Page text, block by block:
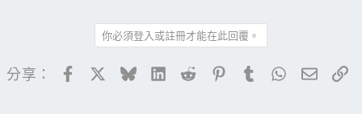
你必須登入或註冊才能在此回覆。
分享： FacebookBlueskyLinkedIn
Reddit PinterestTumblrWhatsApp
電子